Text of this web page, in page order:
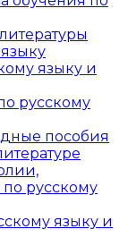
языку и
русскому
пособия
русскому
языку и